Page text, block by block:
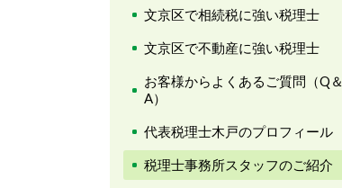
文京区で相続税に強い税理士
文京区で不動産に強い税理士
お客様からよくあるご質問（Q＆
A）
代表税理士木戸のプロフィール
税理士事務所スタッフのご紹介